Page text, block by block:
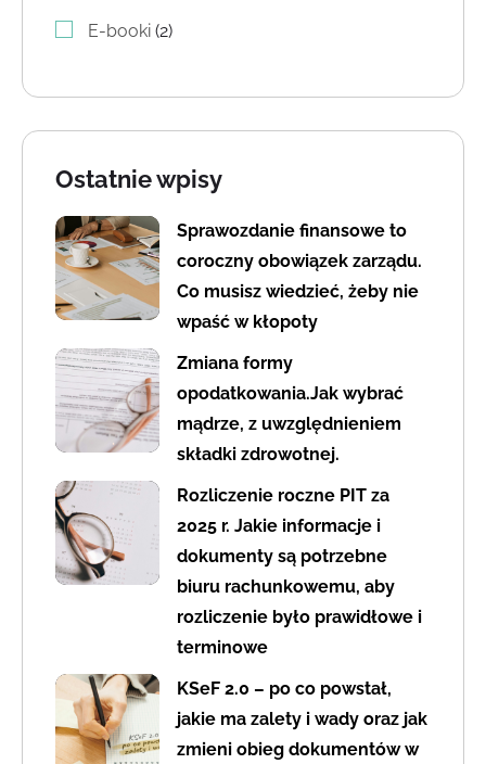
E-booki 22 produkty
Ostatnie wpisy
Sprawozdanie finansowe to
coroczny obowiązek zarządu.
Co musisz wiedzieć, żeby nie
wpaść w kłopoty
Zmiana formy
opodatkowania.Jak wybrać
mądrze, z uwzględnieniem
składki zdrowotnej.
Rozliczenie roczne PIT za
2025 r. Jakie informacje i
dokumenty są potrzebne
biuru rachunkowemu, aby
rozliczenie było prawidłowe i
terminowe
KSeF 2.0 – po co powstał,
jakie ma zalety i wady oraz jak
zmieni obieg dokumentów w